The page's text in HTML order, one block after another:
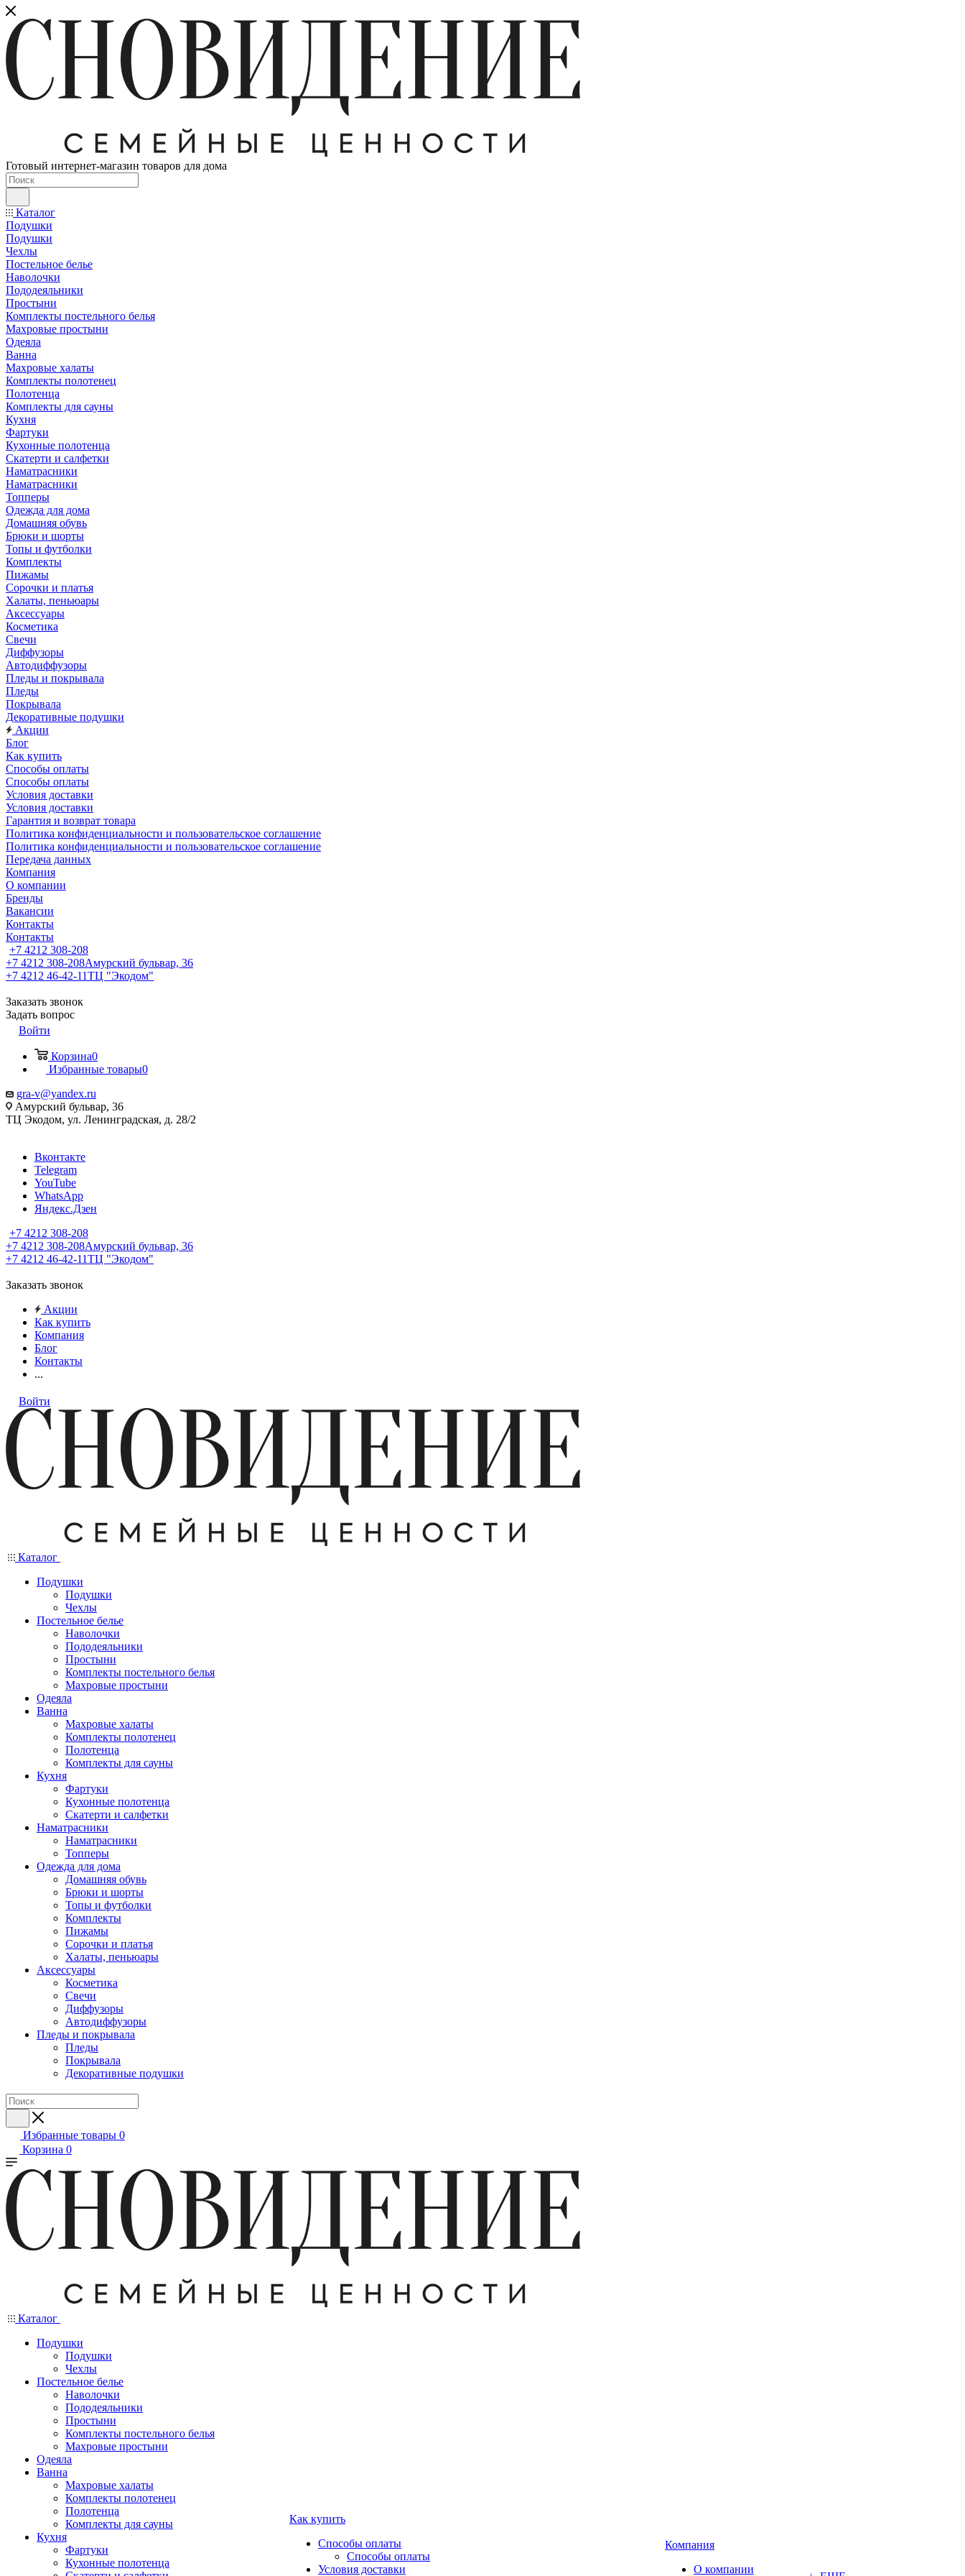
Готовый интернет-магазин товаров для дома
Каталог
Подушки
Подушки
Чехлы
Постельное белье
Наволочки
Пододеяльники
Простыни
Комплекты постельного белья
Махровые простыни
Одеяла
Ванна
Махровые халаты
Комплекты полотенец
Полотенца
Комплекты для сауны
Кухня
Фартуки
Кухонные полотенца
Скатерти и салфетки
Наматрасники
Наматрасники
Топперы
Одежда для дома
Домашняя обувь
Брюки и шорты
Топы и футболки
Комплекты
Пижамы
Сорочки и платья
Халаты, пеньюары
Аксессуары
Косметика
Свечи
Диффузоры
Автодиффузоры
Пледы и покрывала
Пледы
Покрывала
Декоративные подушки
Акции
Блог
Как купить
Способы оплаты
Способы оплаты
Условия доставки
Условия доставки
Гарантия и возврат товара
Политика конфиденциальности и пользовательское соглашение
Политика конфиденциальности и пользовательское соглашение
Передача данных
Компания
О компании
Бренды
Вакансии
Контакты
Контакты
+7 4212 308-208
+7 4212 308-208Амурский бульвар, 36
+7 4212 46-42-11ТЦ "Экодом"
Заказать звонок
Задать вопрос
Войти
Корзина0
Избранные товары0
gra-v@yandex.ru
Амурский бульвар, 36
ТЦ Экодом, ул. Ленинградская, д. 28/2
Вконтакте
Telegram
YouTube
WhatsApp
Яндекс.Дзен
+7 4212 308-208
+7 4212 308-208Амурский бульвар, 36
+7 4212 46-42-11ТЦ "Экодом"
Заказать звонок
Акции
Как купить
Компания
Блог
Контакты
...
Войти
Каталог
Подушки
Подушки
Чехлы
Постельное белье
Наволочки
Пододеяльники
Простыни
Комплекты постельного белья
Махровые простыни
Одеяла
Ванна
Махровые халаты
Комплекты полотенец
Полотенца
Комплекты для сауны
Кухня
Фартуки
Кухонные полотенца
Скатерти и салфетки
Наматрасники
Наматрасники
Топперы
Одежда для дома
Домашняя обувь
Брюки и шорты
Топы и футболки
Комплекты
Пижамы
Сорочки и платья
Халаты, пеньюары
Аксессуары
Косметика
Свечи
Диффузоры
Автодиффузоры
Пледы и покрывала
Пледы
Покрывала
Декоративные подушки
Избранные товары 0
Корзина 0
Каталог
Подушки
Подушки
Чехлы
Постельное белье
Наволочки
Пододеяльники
Простыни
Комплекты постельного белья
Махровые простыни
Одеяла
Ванна
Махровые халаты
Комплекты полотенец
Полотенца
Комплекты для сауны
Кухня
Фартуки
Кухонные полотенца
Как купить
Способы оплаты
Способы оплаты
Условия доставки
Компания
О компании